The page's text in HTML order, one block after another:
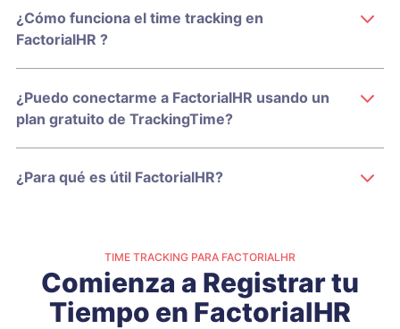
¿Cómo funciona el time tracking en
FactorialHR ?
¿Puedo conectarme a FactorialHR usando un
plan gratuito de TrackingTime?
¿Para qué es útil FactorialHR?
TIME TRACKING PARA FACTORIALHR
Comienza a Registrar tu
Tiempo en FactorialHR